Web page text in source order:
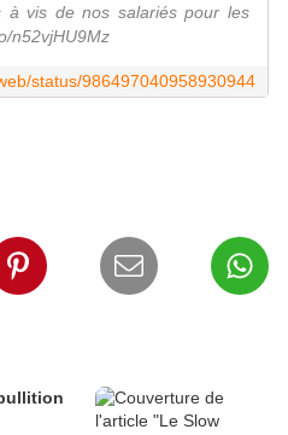
à vis de nos salariés pour les
n52vjHU9Mz
status/986497040958930944